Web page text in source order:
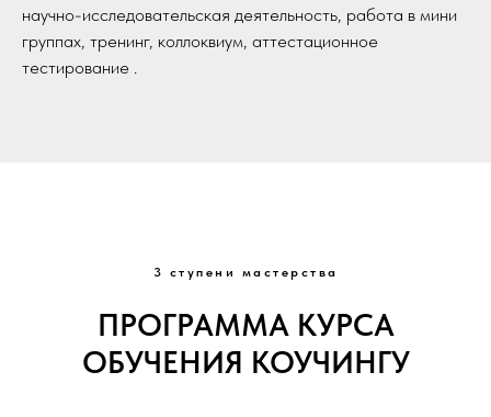
научно-исследовательская деятельность, работа в мини
группах, тренинг, коллоквиум, аттестационное
тестирование .
3 ступени мастерства
ПРОГРАММА КУРСА
ОБУЧЕНИЯ КОУЧИНГУ